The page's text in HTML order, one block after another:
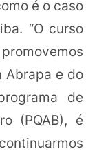
é o caso
“O curso
Abrapa e do
de
(PQAB), é